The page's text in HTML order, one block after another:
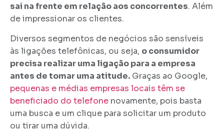
sai na frente em relação aos concorrentes. Além
de impressionar os clientes.
Diversos segmentos de negócios são sensíveis
às ligações telefônicas, ou seja, o consumidor
precisa realizar uma ligação para a empresa
antes de tomar uma atitude. Graças ao Google,
pequenas e médias empresas locais têm se
beneficiado do telefone novamente, pois basta
uma busca e um clique para solicitar um produto
ou tirar uma dúvida.